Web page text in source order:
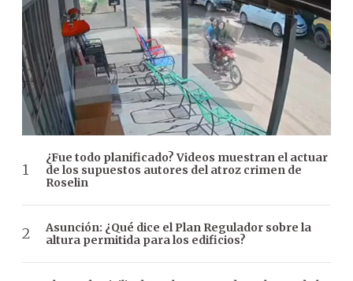
¿Fue todo planificado? Videos muestran el actuar
de los supuestos autores del atroz crimen de
Roselin
Asunción: ¿Qué dice el Plan Regulador sobre la
altura permitida para los edificios?